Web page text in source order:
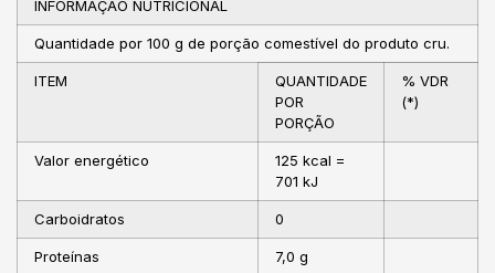
INFORMAÇÃO NUTRICIONAL
Quantidade por 100 g de porção comestível do produto cru.
ITEM
QUANTIDADE
POR
PORÇÃO
% VDR
(*)
Valor energético
125 kcal =
701 kJ
Carboidratos 0
Proteínas 7,0 g